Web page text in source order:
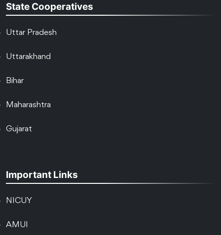
State Cooperatives
Uttar Pradesh
Uttarakhand
Bihar
Maharashtra
Gujarat
Important Links
NICUY
AMUI